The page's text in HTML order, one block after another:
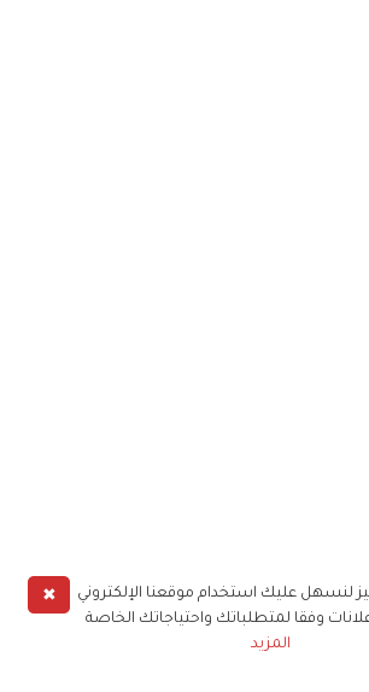
✖
لنسهل عليك استخدام موقعنا الإلكتروني
وفقا لمتطلباتك واحتياجاتك الخاصة
المزيد